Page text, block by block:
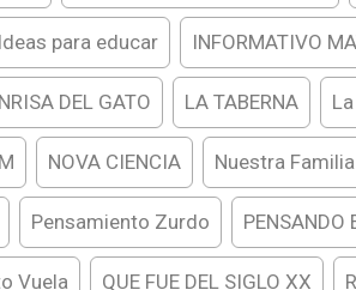
Ideas para educar INFORMATIVO
DEL GATO LA TABERNA
NOVA CIENCIA Nuestra
Pensamiento Zurdo PENSANDO
Vuela QUE FUE DEL SIGLO XX